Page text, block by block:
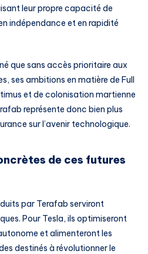
leur propre capacité de
indépendance et en rapidité
que sans accès prioritaire aux
ses ambitions en matière de Full
et de colonisation martienne
représente donc bien plus
sur l’avenir technologique.
de ces futures
par Terafab serviront
Pour Tesla, ils optimiseront
et alimenteront les
destinés à révolutionner le